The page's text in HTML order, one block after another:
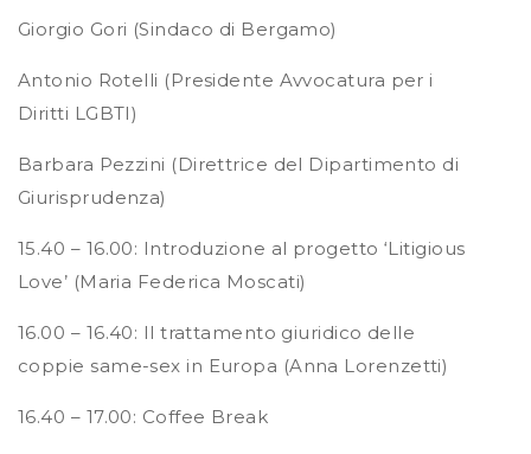
Giorgio Gori (Sindaco di Bergamo)
Antonio Rotelli (Presidente Avvocatura per i
Diritti LGBTI)
Barbara Pezzini (Direttrice del Dipartimento di
Giurisprudenza)
15.40 – 16.00: Introduzione al progetto ‘Litigious
Love’ (Maria Federica Moscati)
16.00 – 16.40: Il trattamento giuridico delle
coppie same-sex in Europa (Anna Lorenzetti)
16.40 – 17.00: Coffee Break